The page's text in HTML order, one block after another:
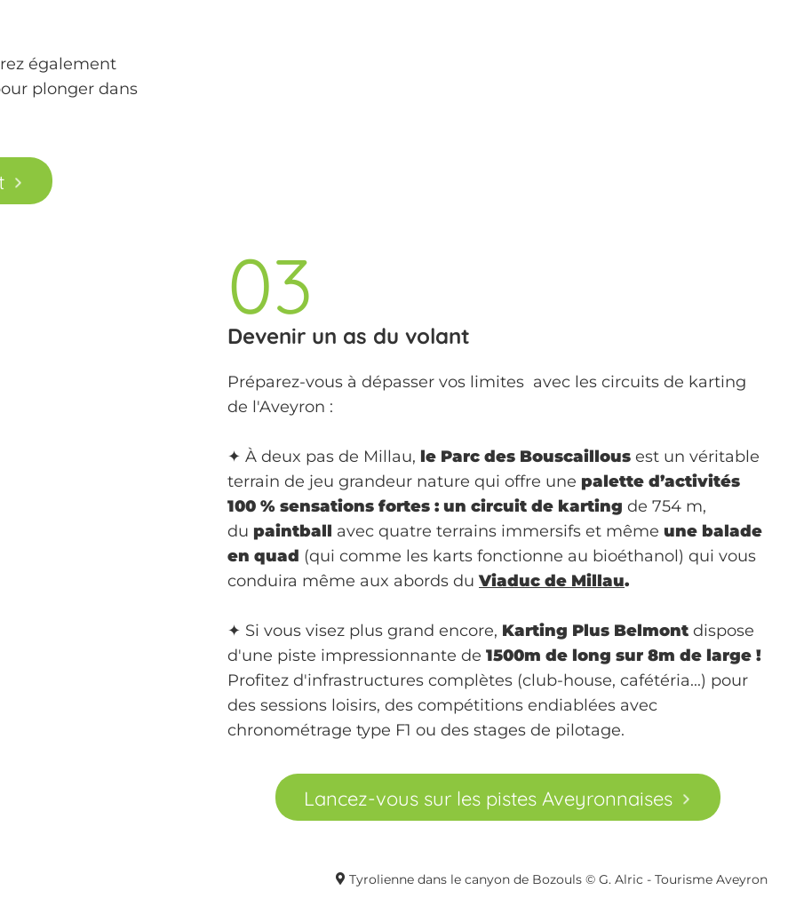
également
plonger dans
03
Devenir un as du volant
Préparez-vous à dépasser vos limites avec les circuits de karting
de l'Aveyron :
✦ À deux pas de Millau, le Parc des Bouscaillous est un véritable
terrain de jeu grandeur nature qui offre une palette d’activités
100 % sensations fortes : un circuit de karting de 754 m,
du paintball avec quatre terrains immersifs et même une balade
en quad (qui comme les karts fonctionne au bioéthanol) qui vous
conduira même aux abords duViaduc de Millau.
✦ Si vous visez plus grand encore, Karting Plus Belmont dispose
d'une piste impressionnante de 1500m de long sur 8m de large !
Profitez d'infrastructures complètes (club-house, cafétéria...) pour
des sessions loisirs, des compétitions endiablées avec
chronométrage type F1 ou des stages de pilotage.
Lancez-vous sur les pistes Aveyronnaises
Tyrolienne dans le canyon de Bozouls © G. Alric - Tourisme Aveyron